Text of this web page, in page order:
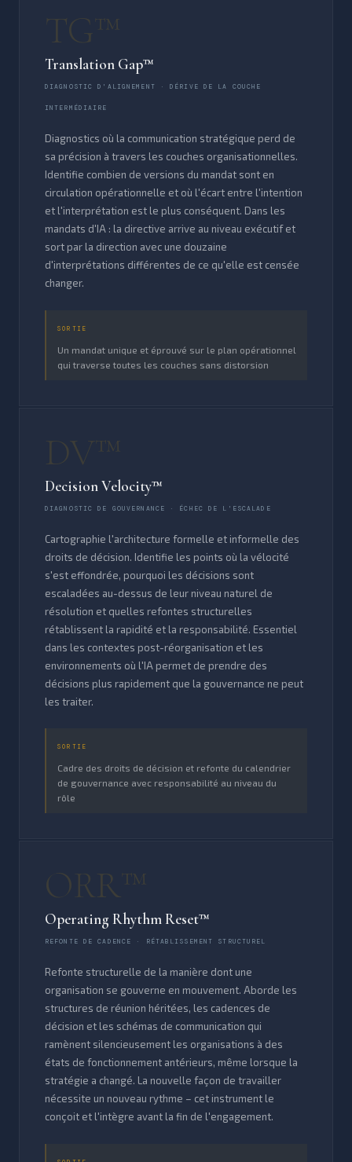
TG™
Translation Gap™
DIAGNOSTIC D'ALIGNEMENT · DÉRIVE DE LA COUCHE
INTERMÉDIAIRE
Diagnostics où la communication stratégique perd de
sa précision à travers les couches organisationnelles.
Identifie combien de versions du mandat sont en
circulation opérationnelle et où l'écart entre l'intention
et l'interprétation est le plus conséquent. Dans les
mandats d'IA : la directive arrive au niveau exécutif et
sort par la direction avec une douzaine
d'interprétations différentes de ce qu'elle est censée
changer.
SORTIE
Un mandat unique et éprouvé sur le plan opérationnel
qui traverse toutes les couches sans distorsion
DV™
Decision Velocity™
DIAGNOSTIC DE GOUVERNANCE · ÉCHEC DE L'ESCALADE
Cartographie l'architecture formelle et informelle des
droits de décision. Identifie les points où la vélocité
s'est effondrée, pourquoi les décisions sont
escaladées au-dessus de leur niveau naturel de
résolution et quelles refontes structurelles
rétablissent la rapidité et la responsabilité. Essentiel
dans les contextes post-réorganisation et les
environnements où l'IA permet de prendre des
décisions plus rapidement que la gouvernance ne peut
les traiter.
SORTIE
Cadre des droits de décision et refonte du calendrier
de gouvernance avec responsabilité au niveau du
rôle
ORR™
Operating Rhythm Reset™
REFONTE DE CADENCE · RÉTABLISSEMENT STRUCTUREL
Refonte structurelle de la manière dont une
organisation se gouverne en mouvement. Aborde les
structures de réunion héritées, les cadences de
décision et les schémas de communication qui
ramènent silencieusement les organisations à des
états de fonctionnement antérieurs, même lorsque la
stratégie a changé. La nouvelle façon de travailler
nécessite un nouveau rythme – cet instrument le
conçoit et l'intègre avant la fin de l'engagement.